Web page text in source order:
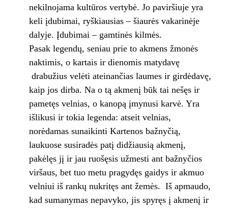
nekilnojama kultūros vertybė. Jo paviršiuje yra
keli įdubimai, ryškiausias – šiaurės vakarinėje
dalyje. Įdubimai – gamtinės kilmės.
Pasak legendų, seniau prie to akmens žmonės
naktimis, o kartais ir dienomis matydavę
drabužius velėti ateinančias laumes ir girdėdavę,
kaip jos dirba. Na o tą akmenį būk tai nešęs ir
pametęs velnias, o kanopą įmynusi karvė. Yra
išlikusi ir tokia legenda: atseit velnias,
norėdamas sunaikinti Kartenos bažnyčią,
laukuose susiradės patį didžiausią akmenį,
pakėlęs jį ir jau ruošęsis užmesti ant bažnyčios
viršaus, bet tuo metu pragydęs gaidys ir akmuo
velniui iš rankų nukritęs ant žemės. Iš apmaudo,
kad sumanymas nepavyko, jis spyręs į akmenį ir